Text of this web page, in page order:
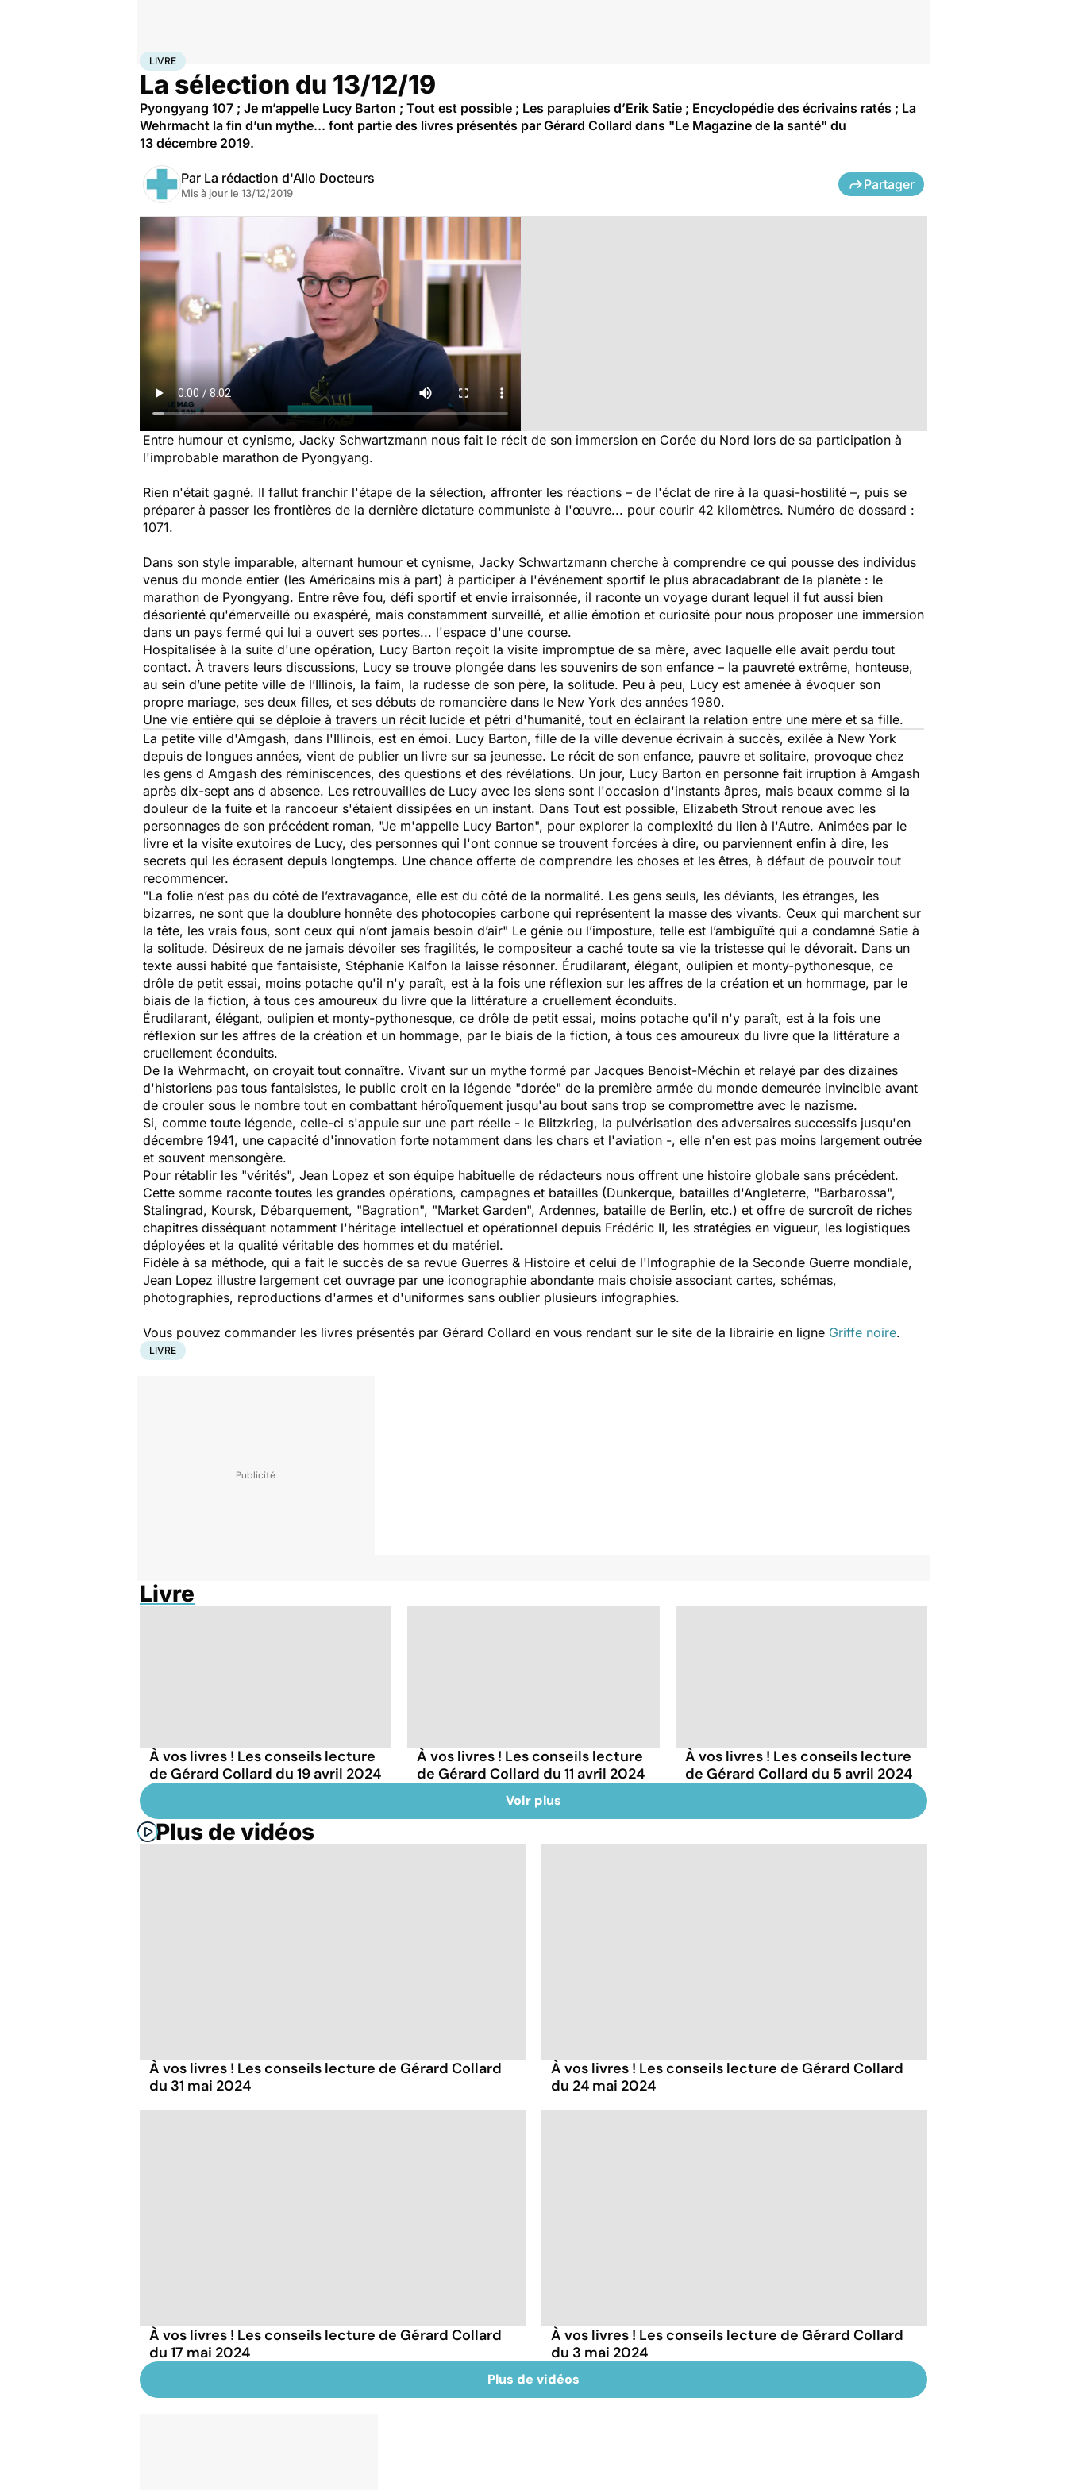
AccueilSanté
LIVRE
La sélection du 13/12/19
Pyongyang 107 ; Je m’appelle Lucy Barton ; Tout est possible ; Les parapluies d’Erik Satie ; Encyclopédie des écrivains ratés ; La
Wehrmacht la fin d’un mythe... font partie des livres présentés par Gérard Collard dans "Le Magazine de la santé" du
13 décembre 2019.
Par La rédaction d'Allo Docteurs
Mis à jour le 13/12/2019
Partager
Entre humour et cynisme, Jacky Schwartzmann nous fait le récit de son immersion en Corée du Nord lors de sa participation à
l'improbable marathon de Pyongyang.
Rien n'était gagné. Il fallut franchir l'étape de la sélection, affronter les réactions – de l'éclat de rire à la quasi-hostilité –, puis se
préparer à passer les frontières de la dernière dictature communiste à l'œuvre... pour courir 42 kilomètres. Numéro de dossard :
1071.
Dans son style imparable, alternant humour et cynisme, Jacky Schwartzmann cherche à comprendre ce qui pousse des individus
venus du monde entier (les Américains mis à part) à participer à l'événement sportif le plus abracadabrant de la planète : le
marathon de Pyongyang. Entre rêve fou, défi sportif et envie irraisonnée, il raconte un voyage durant lequel il fut aussi bien
désorienté qu'émerveillé ou exaspéré, mais constamment surveillé, et allie émotion et curiosité pour nous proposer une immersion
dans un pays fermé qui lui a ouvert ses portes... l'espace d'une course.
Hospitalisée à la suite d'une opération, Lucy Barton reçoit la visite impromptue de sa mère, avec laquelle elle avait perdu tout
contact. À travers leurs discussions, Lucy se trouve plongée dans les souvenirs de son enfance – la pauvreté extrême, honteuse,
au sein d’une petite ville de l’Illinois, la faim, la rudesse de son père, la solitude. Peu à peu, Lucy est amenée à évoquer son
propre mariage, ses deux filles, et ses débuts de romancière dans le New York des années 1980.
Une vie entière qui se déploie à travers un récit lucide et pétri d'humanité, tout en éclairant la relation entre une mère et sa fille.
La petite ville d'Amgash, dans l'Illinois, est en émoi. Lucy Barton, fille de la ville devenue écrivain à succès, exilée à New York
depuis de longues années, vient de publier un livre sur sa jeunesse. Le récit de son enfance, pauvre et solitaire, provoque chez
les gens d Amgash des réminiscences, des questions et des révélations. Un jour, Lucy Barton en personne fait irruption à Amgash
après dix-sept ans d absence. Les retrouvailles de Lucy avec les siens sont l'occasion d'instants âpres, mais beaux comme si la
douleur de la fuite et la rancoeur s'étaient dissipées en un instant. Dans Tout est possible, Elizabeth Strout renoue avec les
personnages de son précédent roman, "Je m'appelle Lucy Barton", pour explorer la complexité du lien à l'Autre. Animées par le
livre et la visite exutoires de Lucy, des personnes qui l'ont connue se trouvent forcées à dire, ou parviennent enfin à dire, les
secrets qui les écrasent depuis longtemps. Une chance offerte de comprendre les choses et les êtres, à défaut de pouvoir tout
recommencer.
"La folie n’est pas du côté de l’extravagance, elle est du côté de la normalité. Les gens seuls, les déviants, les étranges, les
bizarres, ne sont que la doublure honnête des photocopies carbone qui représentent la masse des vivants. Ceux qui marchent sur
la tête, les vrais fous, sont ceux qui n’ont jamais besoin d’air" Le génie ou l’imposture, telle est l’ambiguïté qui a condamné Satie à
la solitude. Désireux de ne jamais dévoiler ses fragilités, le compositeur a caché toute sa vie la tristesse qui le dévorait. Dans un
texte aussi habité que fantaisiste, Stéphanie Kalfon la laisse résonner. Érudilarant, élégant, oulipien et monty-pythonesque, ce
drôle de petit essai, moins potache qu'il n'y paraît, est à la fois une réflexion sur les affres de la création et un hommage, par le
biais de la fiction, à tous ces amoureux du livre que la littérature a cruellement éconduits.
Érudilarant, élégant, oulipien et monty-pythonesque, ce drôle de petit essai, moins potache qu'il n'y paraît, est à la fois une
réflexion sur les affres de la création et un hommage, par le biais de la fiction, à tous ces amoureux du livre que la littérature a
cruellement éconduits.
De la Wehrmacht, on croyait tout connaître. Vivant sur un mythe formé par Jacques Benoist-Méchin et relayé par des dizaines
d'historiens pas tous fantaisistes, le public croit en la légende "dorée" de la première armée du monde demeurée invincible avant
de crouler sous le nombre tout en combattant héroïquement jusqu'au bout sans trop se compromettre avec le nazisme.
Si, comme toute légende, celle-ci s'appuie sur une part réelle - le Blitzkrieg, la pulvérisation des adversaires successifs jusqu'en
décembre 1941, une capacité d'innovation forte notamment dans les chars et l'aviation -, elle n'en est pas moins largement outrée
et souvent mensongère.
Pour rétablir les "vérités", Jean Lopez et son équipe habituelle de rédacteurs nous offrent une histoire globale sans précédent.
Cette somme raconte toutes les grandes opérations, campagnes et batailles (Dunkerque, batailles d'Angleterre, "Barbarossa",
Stalingrad, Koursk, Débarquement, "Bagration", "Market Garden", Ardennes, bataille de Berlin, etc.) et offre de surcroît de riches
chapitres disséquant notamment l'héritage intellectuel et opérationnel depuis Frédéric II, les stratégies en vigueur, les logistiques
déployées et la qualité véritable des hommes et du matériel.
Fidèle à sa méthode, qui a fait le succès de sa revue Guerres & Histoire et celui de l'Infographie de la Seconde Guerre mondiale,
Jean Lopez illustre largement cet ouvrage par une iconographie abondante mais choisie associant cartes, schémas,
photographies, reproductions d'armes et d'uniformes sans oublier plusieurs infographies.
Vous pouvez commander les livres présentés par Gérard Collard en vous rendant sur le site de la librairie en ligne Griffe noire.
LIVRE
Livre
À vos livres ! Les conseils lecture
de Gérard Collard du 19 avril 2024
À vos livres ! Les conseils lecture
de Gérard Collard du 11 avril 2024
À vos livres ! Les conseils lecture
de Gérard Collard du 5 avril 2024
Voir plus
Plus de vidéos
À vos livres ! Les conseils lecture de Gérard Collard
du 31 mai 2024
À vos livres ! Les conseils lecture de Gérard Collard
du 24 mai 2024
À vos livres ! Les conseils lecture de Gérard Collard
du 17 mai 2024
À vos livres ! Les conseils lecture de Gérard Collard
du 3 mai 2024
Plus de vidéos